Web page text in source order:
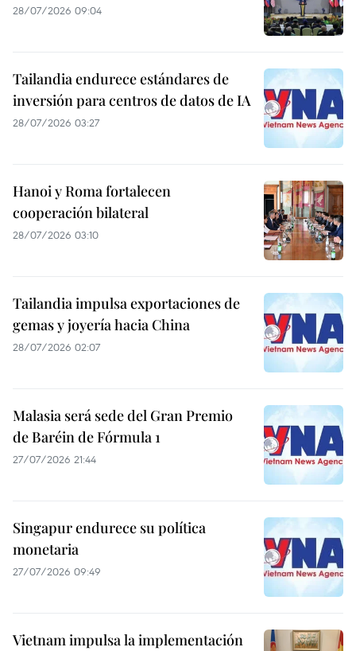
28/07/2026 09:04
Tailandia endurece estándares de
inversión para centros de datos de IA
28/07/2026 03:27
Hanoi y Roma fortalecen
cooperación bilateral
28/07/2026 03:10
Tailandia impulsa exportaciones de
gemas y joyería hacia China
28/07/2026 02:07
Malasia será sede del Gran Premio
de Baréin de Fórmula 1
27/07/2026 21:44
Singapur endurece su política
monetaria
27/07/2026 09:49
Vietnam impulsa la implementación